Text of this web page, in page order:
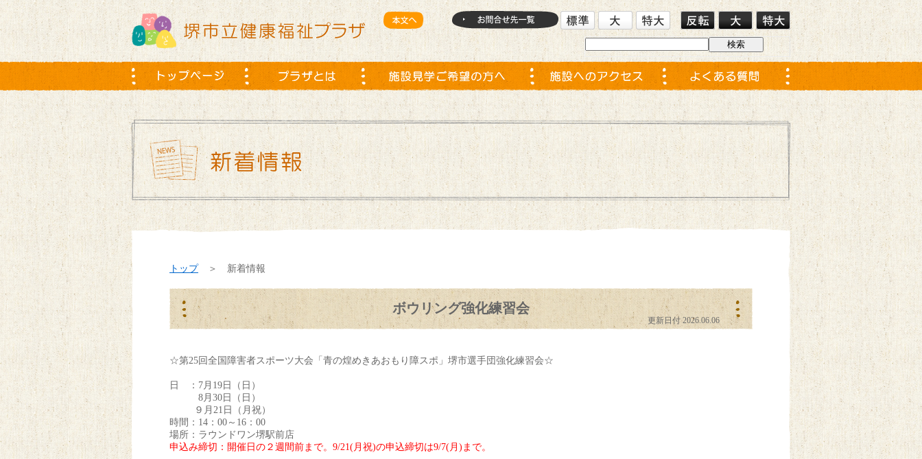
トップ＞ 新着情報
ボウリング強化練習会
更新日付 2026.06.06
☆第25回全国障害者スポーツ大会「青の煌めきあおもり障スポ」堺市選手団強化練習会☆
日 ：7月19日（日）
8月30日（日）
９月21日（月祝）
時間：14：00～16：00
場所：ラウンドワン堺駅前店
申込み締切：開催日の２週間前まで。9/21(月祝)の申込締切は9/7(月)まで。